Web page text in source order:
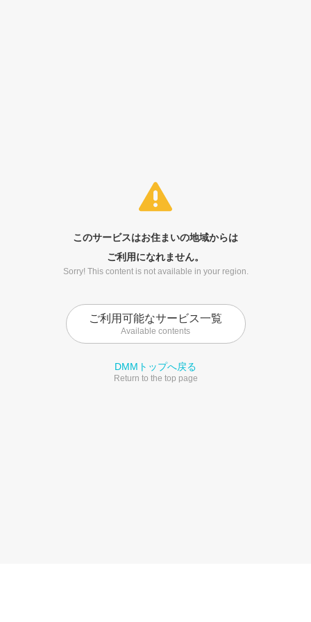
このサービスはお住まいの地域からは
ご利用になれません。
Sorry! This content is not available in your region.
ご利用可能なサービス一覧
Available contents
DMMトップへ戻る
Return to the top page